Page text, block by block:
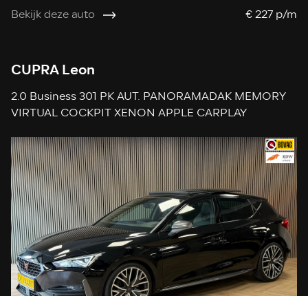
Bekijk deze auto € 227 p/m
CUPRA Leon
2.0 Business 301 PK AUT. PANORAMADAK MEMORY
VIRTUAL COCKPIT XENON APPLE CARPLAY